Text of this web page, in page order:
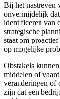
Bij het nastreven
onvermijdelijk
identificeren van
strategische
staat om
op mogelijke
Obstakels
middelen of
veranderingen of
zijn dat een